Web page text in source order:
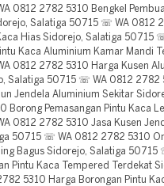
0812 2782 5310 Bengkel
Salatiga 50715 ☏ WA 0812
Hias Sidorejo, Salatiga 50715
Kaca Aluminium Kamar Mandi
0812 2782 5310 Harga Kusen
Salatiga 50715 ☏ WA 0812 2782
Jendela Aluminium Sekitar
Pemasangan Pintu Kaca
0812 2782 5310 Jasa Kusen
50715 ☏ WA 0812 2782 5310
Bagus Sidorejo, Salatiga
Pintu Kaca Tempered Terdekat
5310 Harga Borongan Pintu